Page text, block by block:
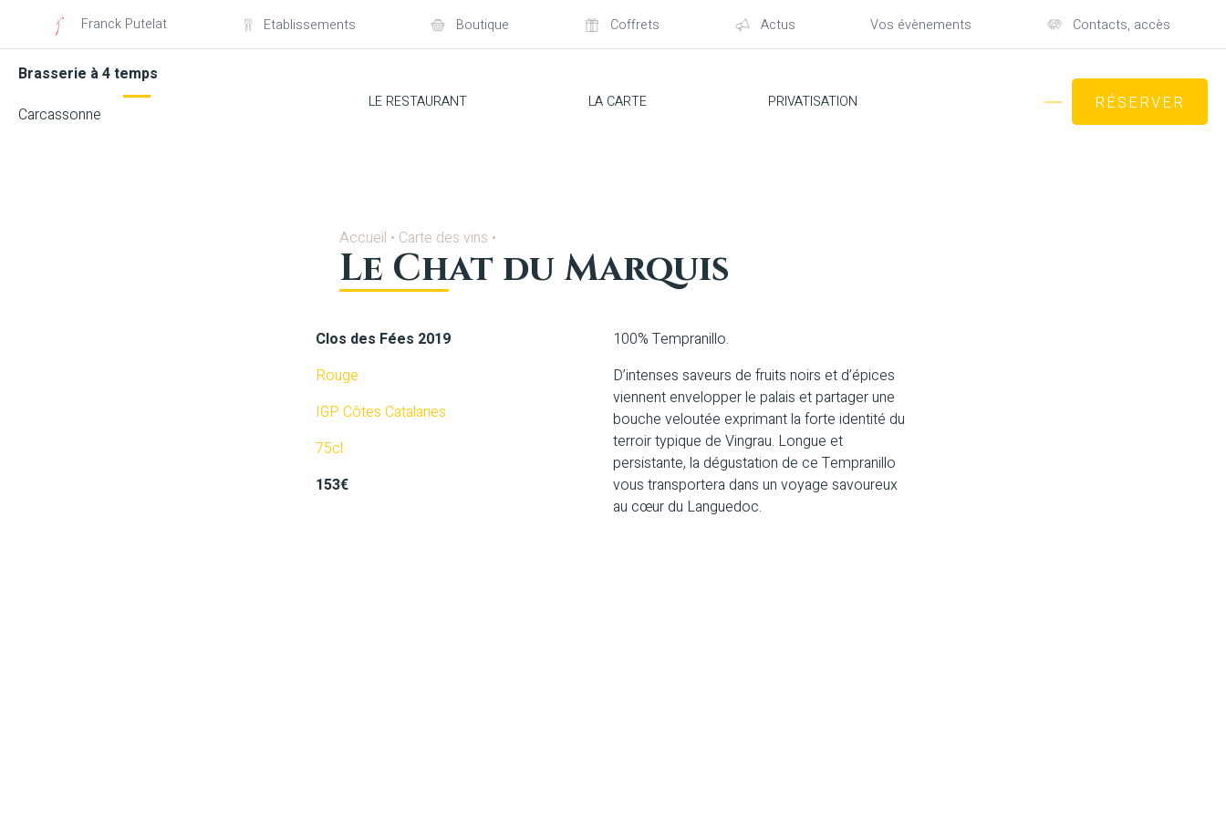
Franck Putelat Etablissements Boutique Coffrets Actus Vos évènements Contacts, accès
Brasserie à 4 temps
Carcassonne
LE RESTAURANT LA CARTE PRIVATISATION RÉSERVER
Accueil • Carte des vins •
Le Chat du Marquis
Clos des Fées 2019
Rouge
IGP Côtes Catalanes
75cl
153€
100% Tempranillo.
D’intenses saveurs de fruits noirs et d’épices
viennent envelopper le palais et partager une
bouche veloutée exprimant la forte identité du
terroir typique de Vingrau. Longue et
persistante, la dégustation de ce Tempranillo
vous transportera dans un voyage savoureux
au cœur du Languedoc.